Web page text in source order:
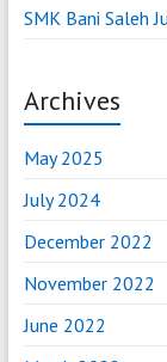
SMK Bani Saleh
Archives
May 2025
July 2024
December 2022
November 2022
June 2022